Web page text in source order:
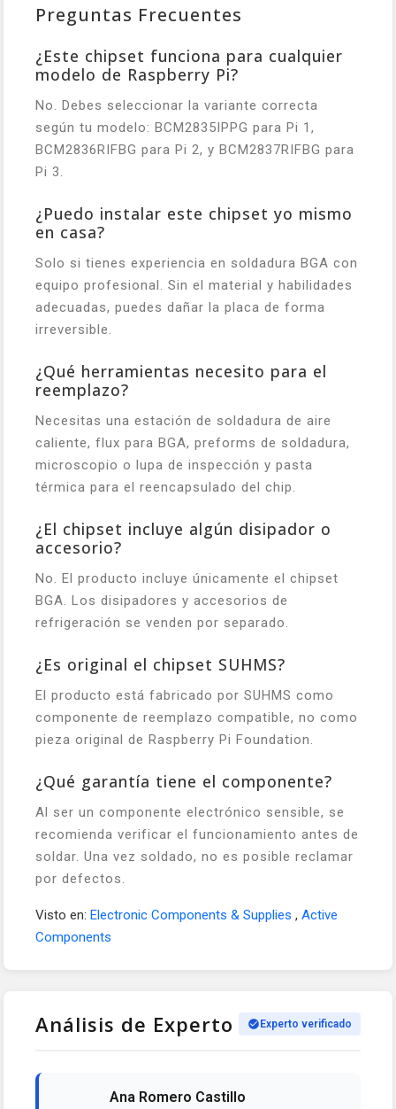
Preguntas Frecuentes
¿Este chipset funciona para cualquier
modelo de Raspberry Pi?
No. Debes seleccionar la variante correcta
según tu modelo: BCM2835IPPG para Pi 1,
BCM2836RIFBG para Pi 2, y BCM2837RIFBG para
Pi 3.
¿Puedo instalar este chipset yo mismo
en casa?
Solo si tienes experiencia en soldadura BGA con
equipo profesional. Sin el material y habilidades
adecuadas, puedes dañar la placa de forma
irreversible.
¿Qué herramientas necesito para el
reemplazo?
Necesitas una estación de soldadura de aire
caliente, flux para BGA, preforms de soldadura,
microscopio o lupa de inspección y pasta
térmica para el reencapsulado del chip.
¿El chipset incluye algún disipador o
accesorio?
No. El producto incluye únicamente el chipset
BGA. Los disipadores y accesorios de
refrigeración se venden por separado.
¿Es original el chipset SUHMS?
El producto está fabricado por SUHMS como
componente de reemplazo compatible, no como
pieza original de Raspberry Pi Foundation.
¿Qué garantía tiene el componente?
Al ser un componente electrónico sensible, se
recomienda verificar el funcionamiento antes de
soldar. Una vez soldado, no es posible reclamar
por defectos.
Visto en: Electronic Components & Supplies , Active
Components
Análisis de Experto Experto verificado
Ana Romero Castillo